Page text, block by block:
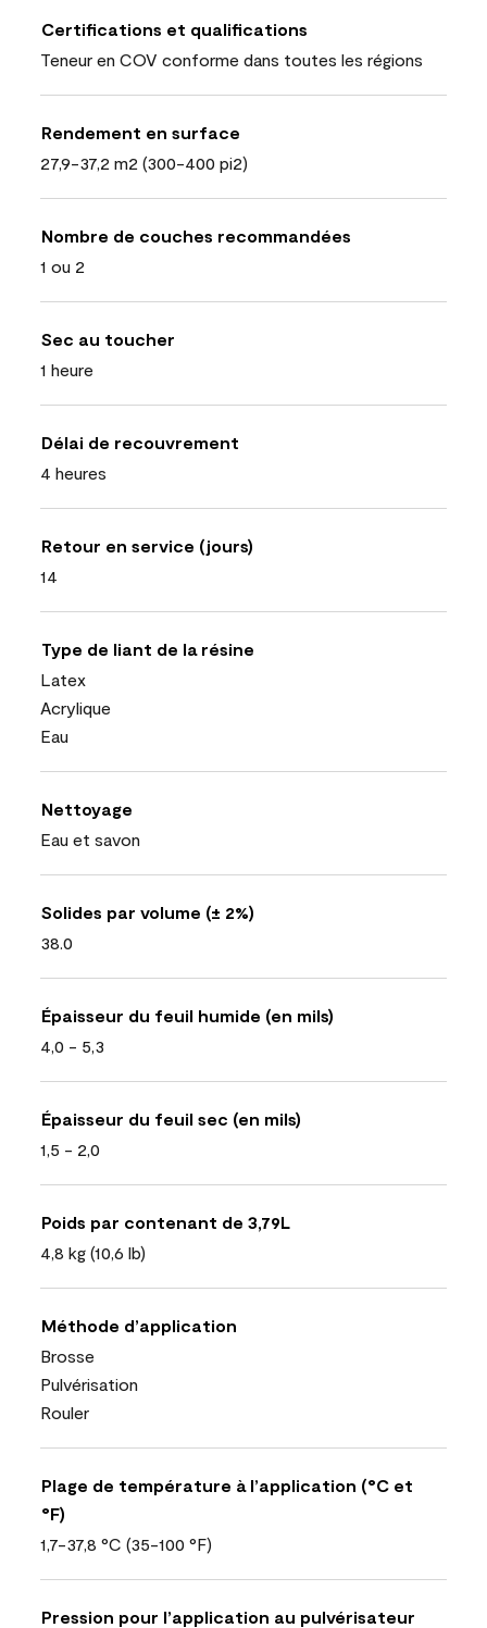
Certifications et qualifications
Teneur en COV conforme dans toutes les régions
Rendement en surface
27,9-37,2 m2 (300-400 pi2)
Nombre de couches recommandées
1 ou 2
Sec au toucher
1 heure
Délai de recouvrement
4 heures
Retour en service (jours)
14
Type de liant de la résine
Latex
Acrylique
Eau
Nettoyage
Eau et savon
Solides par volume (± 2%)
38.0
Épaisseur du feuil humide (en mils)
4,0 - 5,3
Épaisseur du feuil sec (en mils)
1,5 - 2,0
Poids par contenant de 3,79L
4,8 kg (10,6 lb)
Méthode d’application
Brosse
Pulvérisation
Rouler
Plage de température à l’application (°C et
°F)
1,7-37,8 °C (35-100 °F)
Pression pour l’application au pulvérisateur